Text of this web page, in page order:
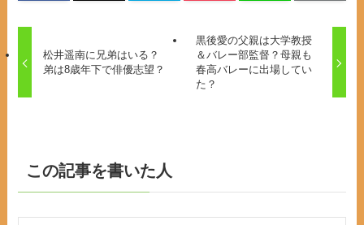
松井遥南に兄弟はいる？
弟は8歳年下で俳優志望？
黒後愛の父親は大学教授
＆バレー部監督？母親も
春高バレーに出場してい
た？
この記事を書いた人